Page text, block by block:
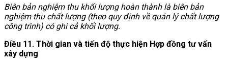
Biên bản nghiệm thu khối lượng hoàn thành là biên bản
nghiệm thu chất lượng (theo quy định về quản lýchất lượng
công trình) có ghi cả khối lượng.
Điều 11. Thời gian và tiến độ thực hiện Hợp đồng tư vấn
xây dựng